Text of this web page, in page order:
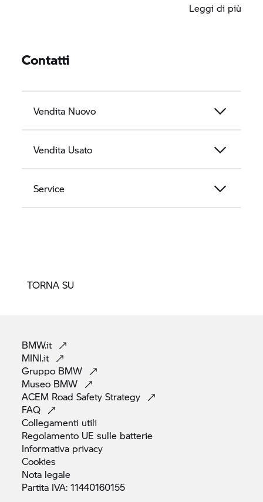
d'occasione e testare dal vivo tutte le ultimeLeggi di più
Contatti
Vendita Nuovo
Vendita Usato
Service
TORNA SU
BMW.it
MINI.it
Gruppo BMW
Museo BMW
ACEM Road SafetyStrategy
FAQ
Collegamenti utili
Regolamento UE sulle batterie
Informativa privacy
Cookies
Nota legale
Partita IVA:11440160155